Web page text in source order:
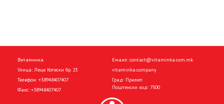
Витаминка
Улица: Леце Котески бр. 23
Телефон: +38948407407
Факс: +38948407407
Емаил: contact@vitaminka.com.mk
vitaminka.company
Град: Прилеп
Поштенски код: 7500